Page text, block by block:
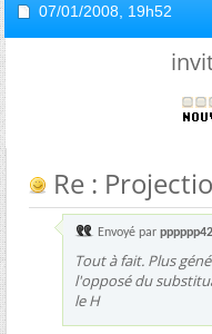
07/01/2008, 19h52
Re :
Envoyé par pppppp42
Tout à fait. Plus
l'opposé du
le H